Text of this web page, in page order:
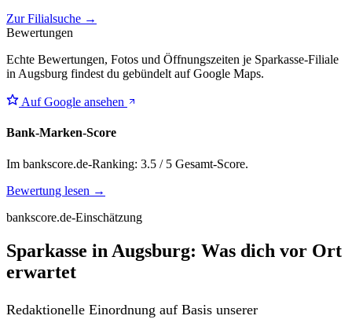
Zur Filialsuche →
Bewertungen
Echte Bewertungen, Fotos und Öffnungszeiten je Sparkasse-Filiale
in Augsburg findest du gebündelt auf Google Maps.
Auf Google ansehen
Bank-Marken-Score
Im bankscore.de-Ranking: 3.5 / 5 Gesamt-Score.
Bewertung lesen →
bankscore.de-Einschätzung
Sparkasse in Augsburg: Was dich vor Ort
erwartet
Redaktionelle Einordnung auf Basis unserer